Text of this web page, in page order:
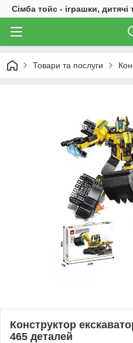
Сімба тойс - іграшки, дитячі
Товари та послуги
Конструктор
465 деталей